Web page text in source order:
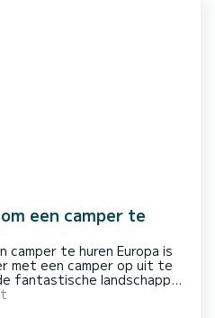
een camper te
te huren Europa is
met een camper op uit te
fantastische landschappen
er te ontdekken zijn, als
campers dat via